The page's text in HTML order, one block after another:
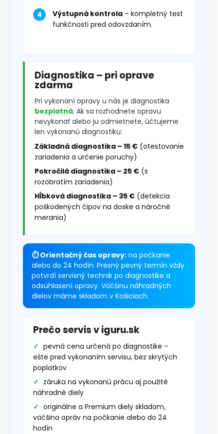
Výstupná kontrola – kompletný test
funkčnosti pred odovzdaním.
Diagnostika – pri oprave
zdarma
Pri vykonaní opravy u nás je diagnostika
bezplatná. Ak sa rozhodnete opravu
nevykonať alebo ju odmietnete, účtujeme
len vykonanú diagnostiku:
Základná diagnostika – 15 € (otestovanie
zariadenia a určenie poruchy)
Pokročilá diagnostika – 25 € (s
rozobratím zariadenia)
Hĺbková diagnostika – 35 € (detekcia
poškodených čipov na doske a náročné
merania)
⏱ Orientačný čas opravy: na počkanie
alebo do 24 hodín. Presný pevný termín vždy
potvrdí servisný technik po diagnostike a
odsúhlasení opravy. Väčšinu náhradných
dielov máme skladom v Košiciach.
Prečo servis v iguru.sk
pevná cena určená po diagnostike –
ešte pred vykonaním servisu, bez skrytých
poplatkov
záruka na vykonanú prácu aj použité
náhradné diely
originálne a Premium diely skladom,
väčšina opráv na počkanie alebo do 24
hodín